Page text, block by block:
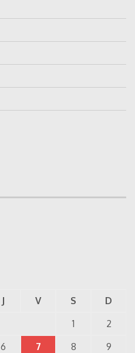
J V S
D
1
2
6 7 8 9